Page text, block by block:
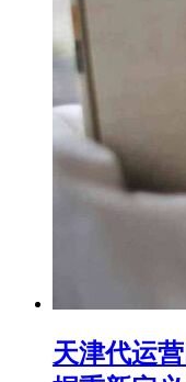
天津代运